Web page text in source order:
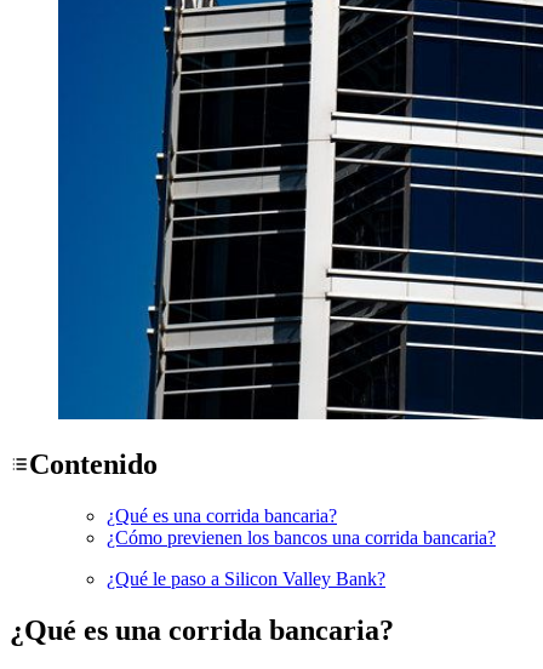
Contenido
¿Qué es una corrida bancaria?
¿Cómo previenen los bancos una corrida bancaria?
¿Qué le paso a Silicon Valley Bank?
¿Qué es una corrida bancaria?